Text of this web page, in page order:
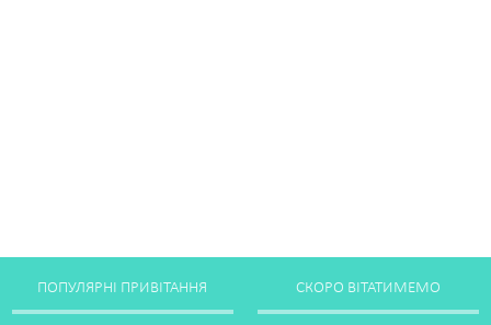
ПОПУЛЯРНІ ПРИВІТАННЯ СКОРО ВІТАТИМЕМО